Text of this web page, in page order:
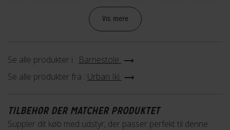
materialer og er nem at montere på barnestolen. Den er
justerbar, så den passer til forskellige størrelser og kan
Køb en Urban Iki sele til barnestol online eller reserver den i
din lokale Fri BikeShop butik.
Vis mere
Se alle produkter i : Barnestole
Se alle produkter fra : Urban Iki
TILBEHØR DER MATCHER PRODUKTET
Suppler dit køb med udstyr, der passer perfekt til denne